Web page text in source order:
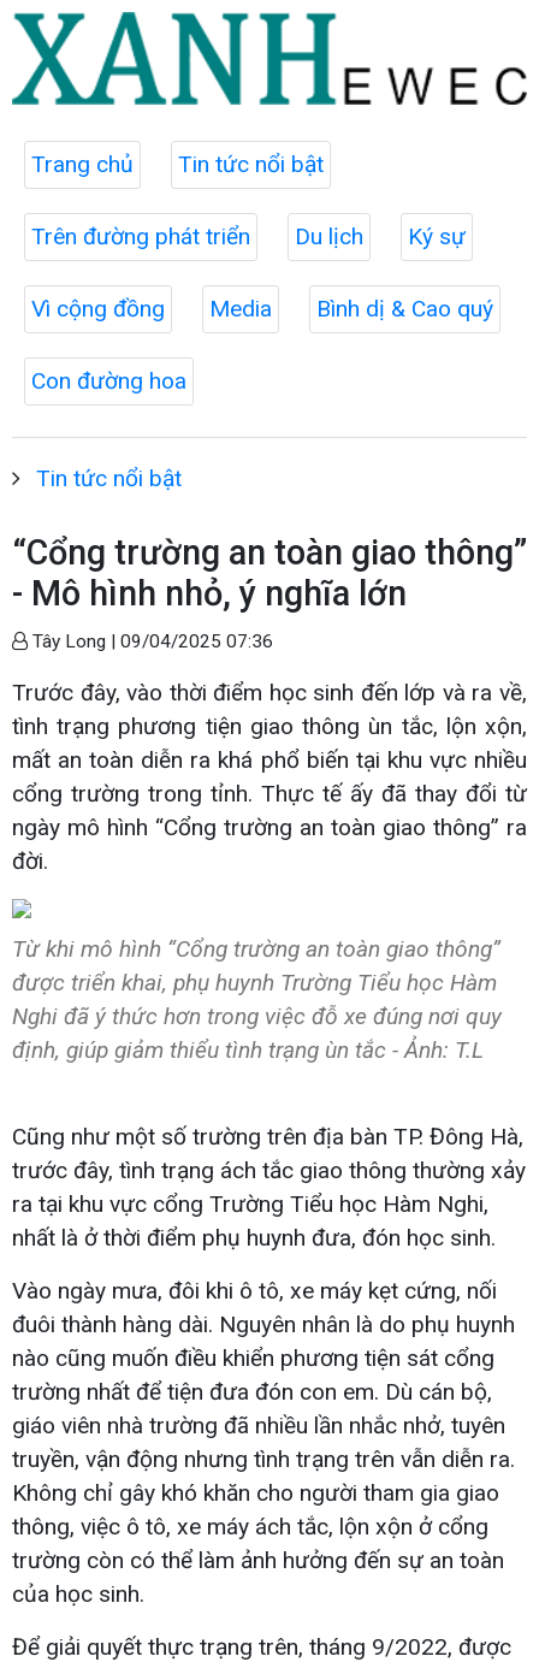
Trang chủ Tin tức nổi bật
Trên đường phát triển Du lịch Ký sự
Vì cộng đồng Media Bình dị & Cao quý
Con đường hoa
Tin tức nổi bật
“Cổng trường an toàn giao thông”
- Mô hình nhỏ, ý nghĩa lớn
Tây Long | 09/04/2025 07:36
Trước đây, vào thời điểm học sinh đến lớp và ra về,
tình trạng phương tiện giao thông ùn tắc, lộn xộn,
mất an toàn diễn ra khá phổ biến tại khu vực nhiều
cổng trường trong tỉnh. Thực tế ấy đã thay đổi từ
ngày mô hình “Cổng trường an toàn giao thông” ra
đời.
Từ khi mô hình “Cổng trường an toàn giao thông”
được triển khai, phụ huynh Trường Tiểu học Hàm
Nghi đã ý thức hơn trong việc đỗ xe đúng nơi quy
định, giúp giảm thiểu tình trạng ùn tắc - Ảnh: T.L
Cũng như một số trường trên địa bàn TP. Đông Hà,
trước đây, tình trạng ách tắc giao thông thường xảy
ra tại khu vực cổng Trường Tiểu học Hàm Nghi,
nhất là ở thời điểm phụ huynh đưa, đón học sinh.
Vào ngày mưa, đôi khi ô tô, xe máy kẹt cứng, nối
đuôi thành hàng dài. Nguyên nhân là do phụ huynh
nào cũng muốn điều khiển phương tiện sát cổng
trường nhất để tiện đưa đón con em. Dù cán bộ,
giáo viên nhà trường đã nhiều lần nhắc nhở, tuyên
truyền, vận động nhưng tình trạng trên vẫn diễn ra.
Không chỉ gây khó khăn cho người tham gia giao
thông, việc ô tô, xe máy ách tắc, lộn xộn ở cổng
trường còn có thể làm ảnh hưởng đến sự an toàn
của học sinh.
Để giải quyết thực trạng trên, tháng 9/2022, được